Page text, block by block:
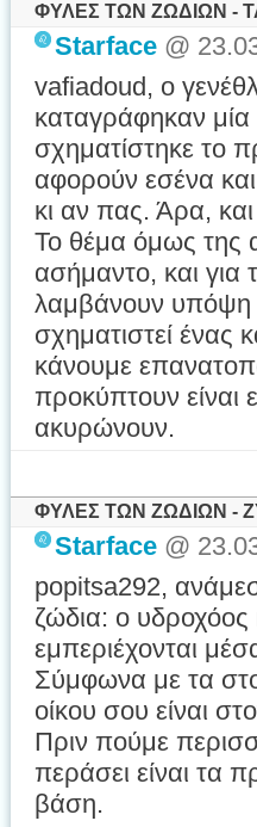
ΦΥΛΕΣ ΤΩΝ ΖΩΔΙΩΝ -
Starface @
vafiadoud, ο
καταγράφηκαν μία
σχηματίστηκε το
αφορούν εσένα
κι αν πας. Άρα,
Το θέμα όμως της
ασήμαντο, και για
λαμβάνουν υπόψη
σχηματιστεί ένας
κάνουμε
προκύπτουν είναι
ακυρώνουν.
ΦΥΛΕΣ ΤΩΝ ΖΩΔΙΩΝ -
Starface @
popitsa292,
ζώδια: ο υδροχόος
εμπεριέχονται
Σύμφωνα με τα
οίκου σου είναι
Πριν πούμε
περάσει είναι τα
βάση.